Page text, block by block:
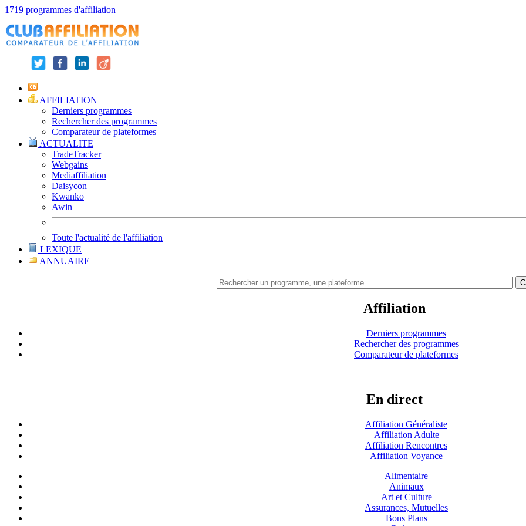
1719 programmes d'affiliation
AFFILIATION
Derniers programmes
Rechercher des programmes
Comparateur de plateformes
ACTUALITE
TradeTracker
Webgains
Mediaffiliation
Daisycon
Kwanko
Awin
Toute l'actualité de l'affiliation
LEXIQUE
ANNUAIRE
Affiliation
Derniers programmes
Rechercher des programmes
Comparateur de plateformes
En direct
Affiliation Généraliste
Affiliation Adulte
Affiliation Rencontres
Affiliation Voyance
Alimentaire
Animaux
Art et Culture
Assurances, Mutuelles
Bons Plans